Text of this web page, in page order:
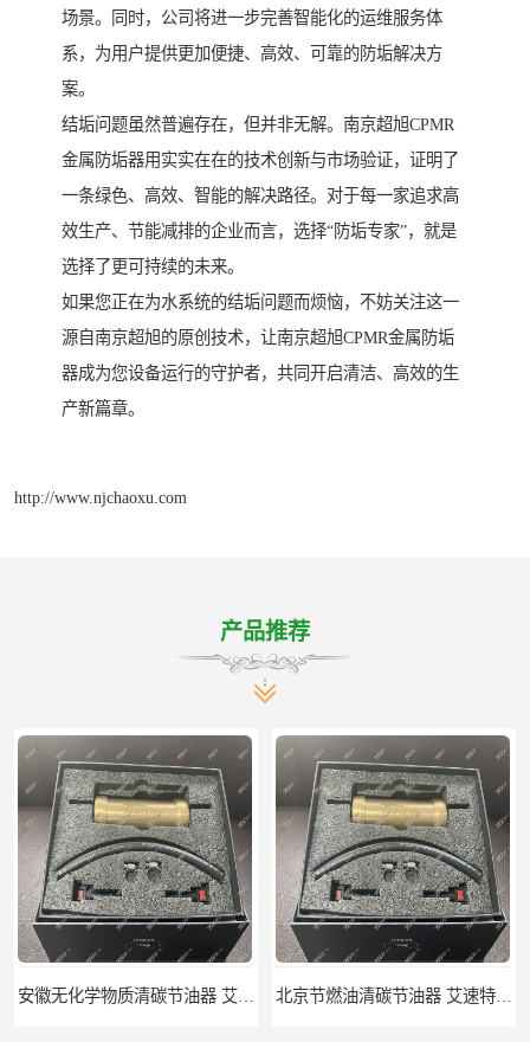
场景。同时，公司将进一步完善智能化的运维服务体
系，为用户提供更加便捷、高效、可靠的防垢解决方
案。
结垢问题虽然普遍存在，但并非无解。南京超旭CPMR
金属防垢器用实实在在的技术创新与市场验证，证明了
一条绿色、高效、智能的解决路径。对于每一家追求高
效生产、节能减排的企业而言，选择“防垢专家”，就是
选择了更可持续的未来。
如果您正在为水系统的结垢问题而烦恼，不妨关注这一
源自南京超旭的原创技术，让南京超旭CPMR金属防垢
器成为您设备运行的守护者，共同开启清洁、高效的生
产新篇章。
http://www.njchaoxu.com
产品推荐